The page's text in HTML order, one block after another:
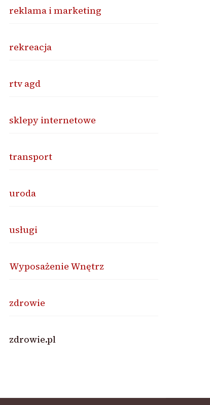
reklama i marketing
rekreacja
rtv agd
sklepy internetowe
transport
uroda
usługi
Wyposażenie Wnętrz
zdrowie
zdrowie.pl